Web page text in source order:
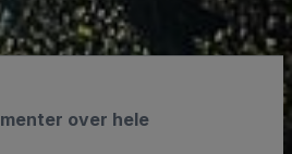
over hele